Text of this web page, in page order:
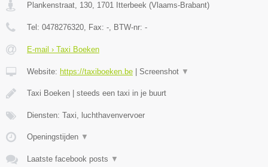
Plankenstraat, 130, 1701 Itterbeek (Vlaams-Brabant)
Tel: 0478276320, Fax: -, BTW-nr: -
E-mail › Taxi Boeken
Website: https://taxiboeken.be Screenshot ▼
Taxi Boeken | steeds een taxi in je buurt
Diensten: Taxi, luchthavenvervoer
Openingstijden ▼
Laatste facebook posts ▼